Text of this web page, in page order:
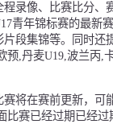
程录像、比赛比分、
青年锦标赛的最新
片段集锦等。同时还
预,丹麦U19,波兰丙,
赛将在赛前更新，可
比赛已经过期已经